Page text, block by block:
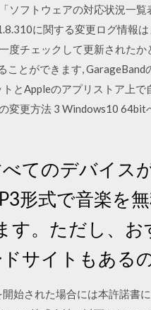
ソフトウェアの対応状況一
に関する変更ログ情報
度チェックして更新された
とができます,
とAppleのアプリストア上
変更方法 3 Windows10
てのデバイス
形式で音楽を
す。ただし、
サイトもある
始された場合には本許諾書